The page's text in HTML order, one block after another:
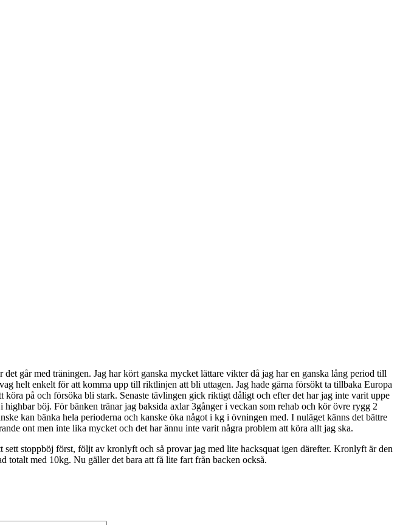
går med träningen. Jag har kört ganska mycket lättare vikter då jag har en ganska lång period till
helt enkelt för att komma upp till riktlinjen att bli uttagen. Jag hade gärna försökt ta tillbaka Europa
på och försöka bli stark. Senaste tävlingen gick riktigt dåligt och efter det har jag inte varit uppe
böj. För bänken tränar jag baksida axlar 3gånger i veckan som rehab och kör övre rygg 2
kan bänka hela perioderna och kanske öka något i kg i övningen med. I nuläget känns det bättre
ont men inte lika mycket och det har ännu inte varit några problem att köra allt jag ska.
stoppböj först, följt av kronlyft och så provar jag med lite hacksquat igen därefter. Kronlyft är den
totalt med 10kg. Nu gäller det bara att få lite fart från backen också.